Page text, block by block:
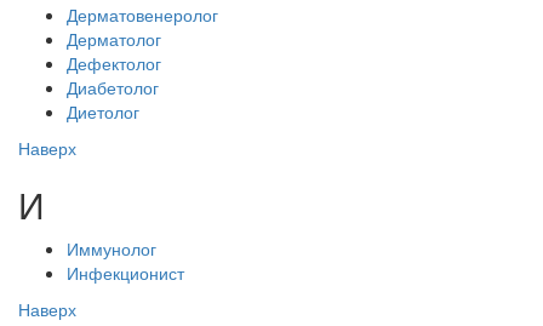
Дерматовенеролог
Дерматолог
Дефектолог
Диабетолог
Диетолог
Наверх
И
Иммунолог
Инфекционист
Наверх